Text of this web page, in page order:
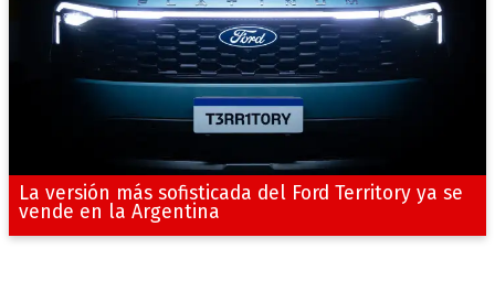
La versión más sofisticada del Ford Territory ya se
vende en la Argentina